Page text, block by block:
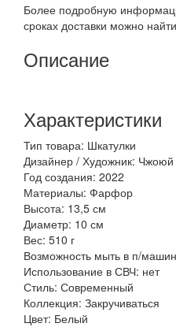
Более подробную
сроках доставки можно найти
Описание
Характеристики
Тип товара: Шкатулки
Дизайнер / Художник:
Год создания: 2022
Материалы: Фарфор
Высота: 13,5 см
Диаметр: 10 см
Вес: 510 г
Возможность мыть в п/
Использование в СВЧ: нет
Стиль: Современный
Коллекция: Закручиваться
Цвет: Белый